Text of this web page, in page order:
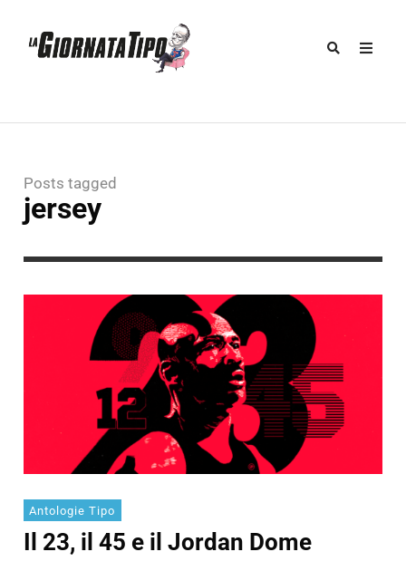
Posts tagged
jersey
Antologie Tipo
Il 23, il 45 e il Jordan Dome